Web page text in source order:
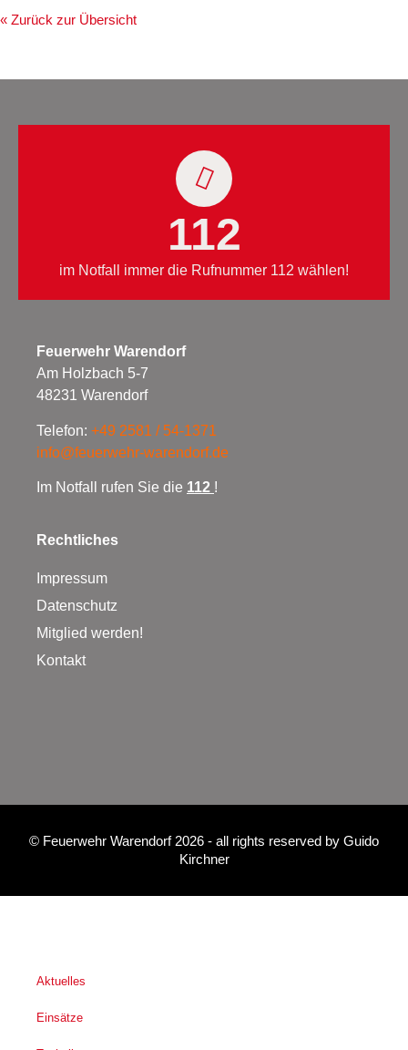
« Zurück zur Übersicht
112
im Notfall immer die Rufnummer 112 wählen!
Feuerwehr Warendorf
Am Holzbach 5-7
48231 Warendorf
Telefon: +49 2581 / 54-1371
info@feuerwehr-warendorf.de
Im Notfall rufen Sie die 112 !
Rechtliches
Impressum
Datenschutz
Mitglied werden!
Kontakt
© Feuerwehr Warendorf 2026 - all rights reserved by Guido
Kirchner
Aktuelles
Einsätze